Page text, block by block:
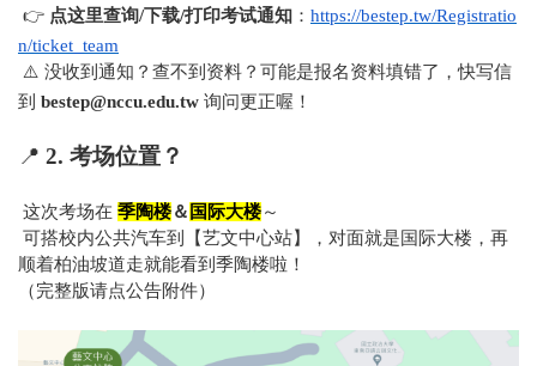
👉 点这里查询/下载/打印考试通知 ： https://bestep.tw/Registratio
n/ticket_team
⚠ 没收到通知？查不到资料？可能是报名资料填错了，快写信
到 bestep@nccu.edu.tw 询问更正喔！
📍 2. 考场位置？
这次考场在 季陶楼＆ 国际大楼～
可搭校内公共汽车到【艺文中心站】，对面就是国际大楼，再
顺着柏油坡道走就能看到季陶楼啦！
（完整版请点公告附件）